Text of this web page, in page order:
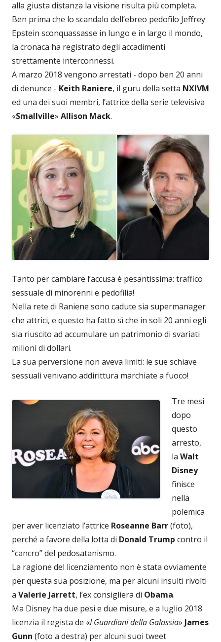
alla giusta distanza la visione risulta più completa.
Ben prima che lo scandalo dell’ebreo pedofilo Jeffrey
Epstein sconquassasse in lungo e in largo il mondo,
la cronaca ha registrato degli accadimenti
strettamente interconnessi.
A marzo 2018 vengono arrestati - dopo ben 20 anni
di denunce - Keith Raniere, il guru della setta NXIVM
ed una dei suoi membri, l’attrice della serie televisiva
«Smallville» Allison Mack.
Tanto per cambiare l’accusa è pesantissima: traffico
sessuale di minorenni e pedofilia!
Nella rete di Raniene sono cadute sia supermanager
che attrici, e questo ha fatto sì che in soli 20 anni egli
sia riuscito ad accumulare un patrimonio di svariati
milioni di dollari.
La sua perversione non aveva limiti: le sue schiave
sessuali venivano addirittura marchiate a fuoco!
Tre mesi
dopo
questo
arresto,
la Walt
Disney
finisce
nella
polemica
per aver licenziato l’attrice Roseanne Barr(foto),
perché a favore della lotta di Donald Trump contro il
“cancro” del pedosatanismo.
La ragione del licenziamento non è stata ovviamente
per questa sua posizione, ma per alcuni insulti rivolti
a Valerie Jarrett, l’ex consigliera di Obama.
Ma Disney ha due pesi e due misure, e a luglio 2018
licenzia il regista de «I Guardiani della Galassia» James
Gunn (foto a destra) per alcuni suoi tweet